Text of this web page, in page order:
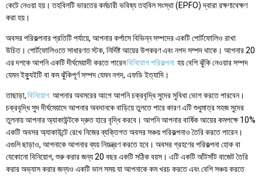
কেটে নেওয়া হয়। তহবিলটি ভারতের কর্মচারী ভবিষ্য তহবিল সংস্থা (EPFO) দ্বারা রক্ষণাবেক্ষণ
করা হয়।
অবসর পরিকল্পনার প্রতিটি পর্যায়ে, আপনার কর্পাসে বিভিন্ন সম্পদের একটি পোর্টফোলিও রাখা
উচিত। পোর্টফোলিওতে সাধারণত স্টক, নির্দিষ্ট আয়ের উপকরণ এবং নগদ সম্পদ থাকে। আপনার 20
এর দশকে আপনি একটি দীর্ঘমেয়াদী করতে পারেনবিনিয়োগ পরিকল্পনা হয় বেশি ঝুঁকি নেওয়ার সম্পদ
যেমন ইক্যুইটি বা কম ঝুঁকিপূর্ণ সম্পদ যেমন নগদ, এফডি ইত্যাদি।
তাছাড়া,বিনিয়োগ আপনার অবসরের আগে আপনি চক্রবৃদ্ধি সুদের সুবিধা ভোগ করতে পারবেন।
চক্রবৃদ্ধি সুদ দীর্ঘমেয়াদে আপনার অবদানকে বাড়িয়ে তুলতে পারে কারণ এটি শুধুমাত্র সহজ সুদের
তুলনায় আপনার অ্যাকাউন্টকে দ্রুত হারে বৃদ্ধি করবে। আপনি আপনার বার্ষিক আয়ের কমপক্ষে 10%
একটি অবসর অ্যাকাউন্টে রেখে নিজের ব্যক্তিগত অবসর সঞ্চয় পরিকল্পনাও তৈরি করতে পারেন।
এগুলি ছাড়াও, আপনাকে আপনার ব্যয় নিয়ন্ত্রণ করতে হবে। অবসর গ্রহণের পরিকল্পনা হোক বা
যেকোনো বিনিয়োগ, শুরু করার জন্য 20 বছর একটি সঠিক বয়স। এটি একটি আঁটসাঁট বাজেট তৈরি
করার অভ্যাস করার জন্যও একটি ভাল সময় যা আপনাকে কম খরচ করতে এবং বেশি সঞ্চয় করতে